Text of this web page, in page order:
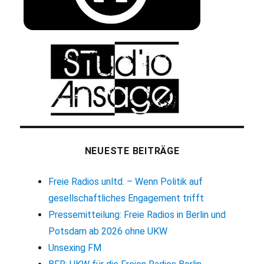
NEUESTE BEITRÄGE
Freie Radios unltd. – Wenn Politik auf
gesellschaftliches Engagement trifft
Pressemitteilung: Freie Radios in Berlin und
Potsdam ab 2026 ohne UKW
Unsexing FM